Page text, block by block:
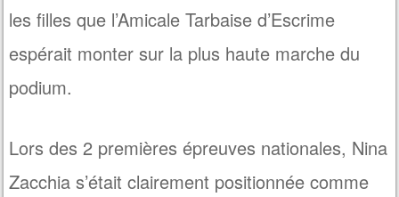
les filles que l’Amicale Tarbaise d’Escrime
espérait monter sur la plus haute marche du
podium.
Lors des 2 premières épreuves nationales, Nina
Zacchia s’était clairement positionnée comme